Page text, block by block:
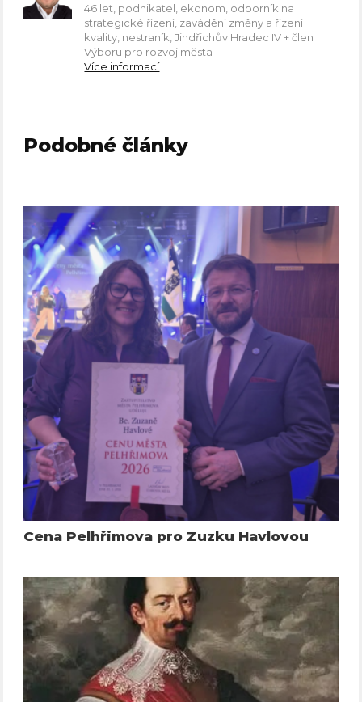
46 let, podnikatel, ekonom, odborník na
strategické řízení, zavádění změny a řízení
kvality, nestraník, Jindřichův Hradec IV + člen
Výboru pro rozvoj města
Více informací
Podobné články
Cena Pelhřimova pro Zuzku Havlovou